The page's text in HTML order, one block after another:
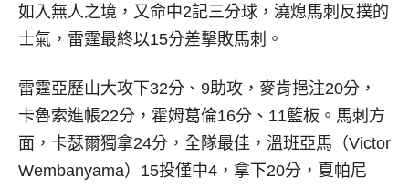
如入無人之境，又命中2記三分球，澆熄馬刺反撲的
士氣，雷霆最終以15分差擊敗馬刺。
雷霆亞歷山大攻下32分、9助攻，麥肯挹注20分，
卡魯索進帳22分，霍姆葛倫16分、11籃板。馬刺方
面，卡瑟爾獨拿24分，全隊最佳，溫班亞馬（Victor
Wembanyama）15投僅中4，拿下20分，夏帕尼